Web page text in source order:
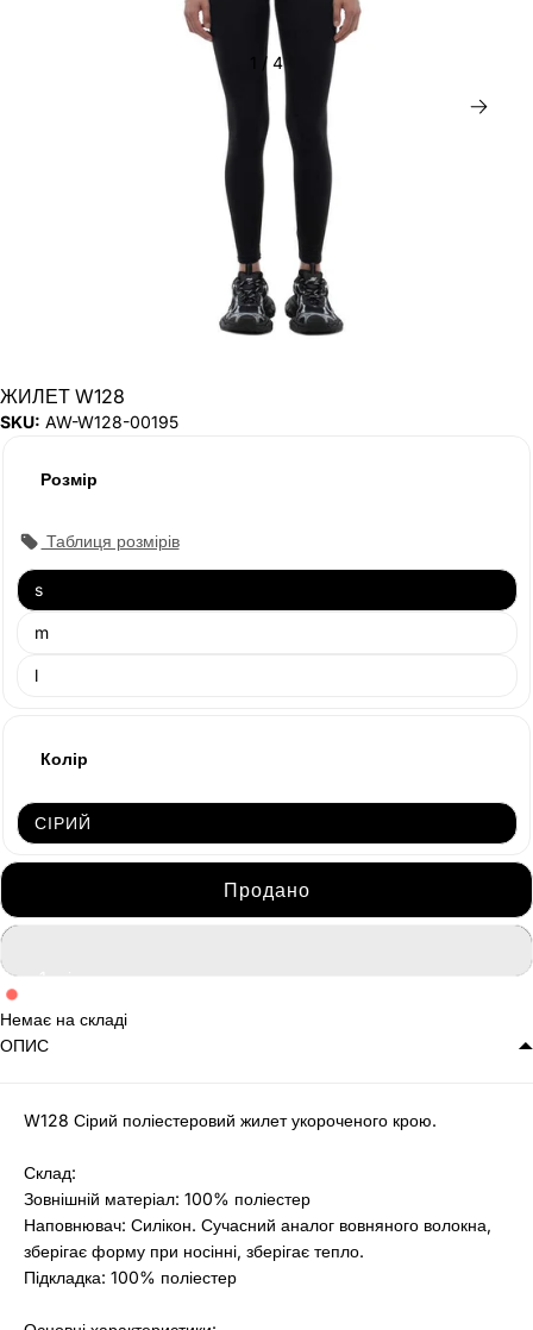
/ 4
ЖИЛЕТ W128
SKU: AW-W128-00195
Розмір
Таблиця розмірів
sПродано
mПродано
lПродано
Колір
СІРИЙ
Продано
Немає на складі
ОПИС
W128 Сірий поліестеровий жилет укороченого крою.
Склад:
Зовнішній матеріал: 100% поліестер
Наповнювач: Силікон. Сучасний аналог вовняного волокна,
зберігає форму при носінні, зберігає тепло.
Підкладка: 100% поліестер